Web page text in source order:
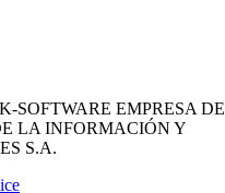
SOFTWARE EMPRESA DE
LA INFORMACIÓN Y
S.A.